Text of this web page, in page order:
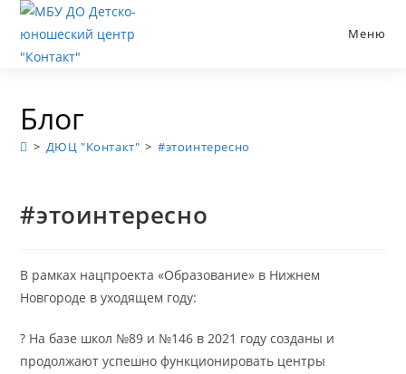
Перейти
содержимому
Меню
Блог
> ДЮЦ "Контакт" > #этоинтересно
#этоинтересно
В рамках нацпроекта «Образование» в Нижнем
Новгороде в уходящем году:
? На базе школ №89 и №146 в 2021 году созданы и
продолжают успешно функционировать центры